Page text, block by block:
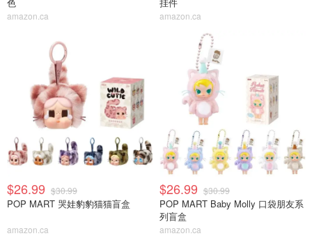
amazon.ca amazon.ca
$26.99 $30.99
POP MART 哭娃豹豹猫猫盲盒
amazon.ca
$26.99 $30.99
POP MART Baby Molly 口袋朋友系
列盲盒
amazon.ca